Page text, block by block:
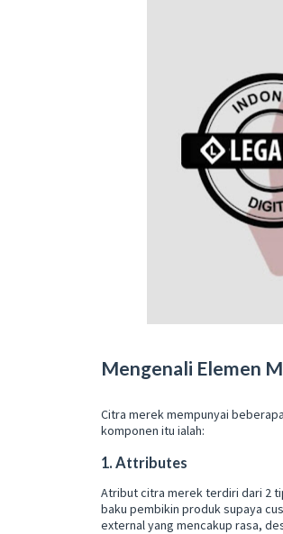
Mengenali Elemen
Citra merek mempunyai
komponen itu ialah:
1. Attributes
Atribut citra merek terdiri dari 2
baku pembikin produk supaya
external yang mencakup rasa,